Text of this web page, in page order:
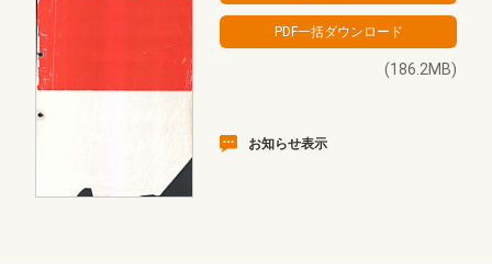
(186.2MB)
お知らせ表示